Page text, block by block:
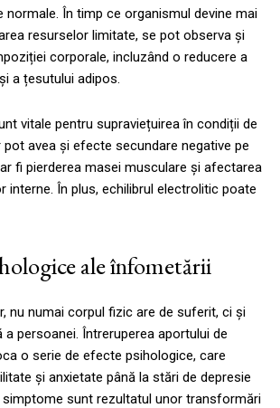
normale. În timp ce organismul devine mai
resurselor limitate, se pot observa și
corporale, incluzând o reducere a
a țesutului adipos.
vitale pentru supraviețuirea în condiții de
pot avea și efecte secundare negative pe
fi pierderea masei musculare și afectarea
interne. În plus, echilibrul electrolitic poate
ale înfometării
nu numai corpul fizic are de suferit, ci și
persoanei. Întreruperea aportului de
o serie de efecte psihologice, care
și anxietate până la stări de depresie
sunt rezultatul unor transformări